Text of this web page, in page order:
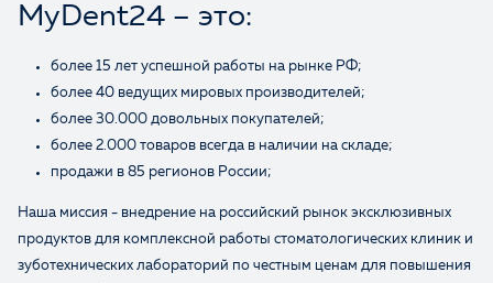
MyDent24 – это:
более 15 лет успешной работы на рынке РФ;
более 40 ведущих мировых производителей;
более 30.000 довольных покупателей;
более 2.000 товаров всегда в наличии на складе;
продажи в 85 регионов России;
Наша миссия - внедрение на российский рынок эксклюзивных
продуктов для комплексной работы стоматологических клиник и
зуботехнических лабораторий по честным ценам для повышения